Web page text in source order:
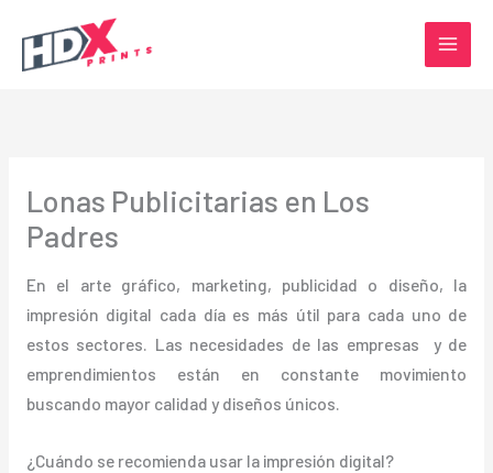
contenido
Lonas Publicitarias en Los
Padres
En el arte gráfico, marketing, publicidad o diseño, la
impresión digital cada día es más útil para cada uno de
estos sectores. Las necesidades de las empresas y de
emprendimientos están en constante movimiento
buscando mayor calidad y diseños únicos.
¿Cuándo se recomienda usar la impresión digital?